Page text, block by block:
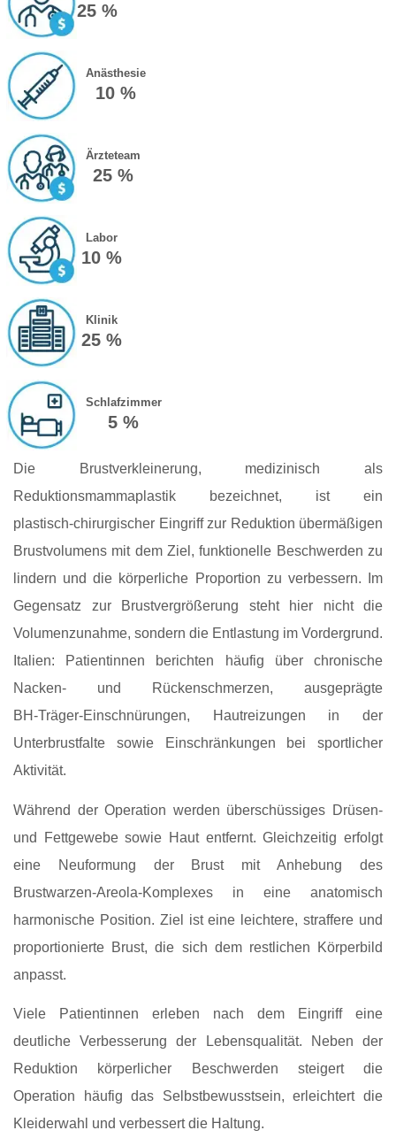
25 %
Anästhesie
10 %
Ärzteteam
25 %
Labor
10 %
Klinik
25 %
Schlafzimmer
5 %
Die Brustverkleinerung, medizinisch als
Reduktionsmammaplastik bezeichnet, ist ein
plastisch‑chirurgischer Eingriff zur Reduktion übermäßigen
Brustvolumens mit dem Ziel, funktionelle Beschwerden zu
lindern und die körperliche Proportion zu verbessern. Im
Gegensatz zur Brustvergrößerung steht hier nicht die
Volumenzunahme, sondern die Entlastung im Vordergrund.
Italien: Patientinnen berichten häufig über chronische
Nacken‑ und Rückenschmerzen, ausgeprägte
BH‑Träger‑Einschnürungen, Hautreizungen in der
Unterbrustfalte sowie Einschränkungen bei sportlicher
Aktivität.
Während der Operation werden überschüssiges Drüsen‑
und Fettgewebe sowie Haut entfernt. Gleichzeitig erfolgt
eine Neuformung der Brust mit Anhebung des
Brustwarzen‑Areola‑Komplexes in eine anatomisch
harmonische Position. Ziel ist eine leichtere, straffere und
proportionierte Brust, die sich dem restlichen Körperbild
anpasst.
Viele Patientinnen erleben nach dem Eingriff eine
deutliche Verbesserung der Lebensqualität. Neben der
Reduktion körperlicher Beschwerden steigert die
Operation häufig das Selbstbewusstsein, erleichtert die
Kleiderwahl und verbessert die Haltung.